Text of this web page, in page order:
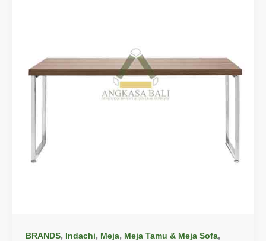
BRANDS, Indachi, Meja, Meja Tamu & Meja Sofa,